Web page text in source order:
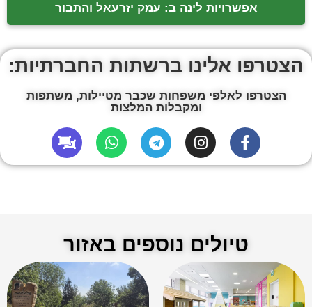
אפשרויות לינה ב: עמק יזרעאל והתבור
הצטרפו אלינו ברשתות החברתיות:
הצטרפו לאלפי משפחות שכבר מטיילות, משתפות
ומקבלות המלצות
טיולים נוספים באזור